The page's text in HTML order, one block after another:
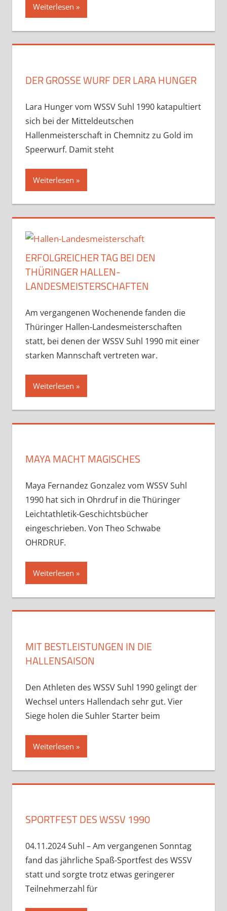
Weiterlesen
DER GROSSE WURF DER LARA HUNGER
Lara Hunger vom WSSV Suhl 1990 katapultiert
sich bei der Mitteldeutschen
Hallenmeisterschaft in Chemnitz zu Gold im
Speerwurf. Damit steht
Weiterlesen
ERFOLGREICHER TAG BEI DEN
THÜRINGER HALLEN-
LANDESMEISTERSCHAFTEN
Am vergangenen Wochenende fanden die
Thüringer Hallen-Landesmeisterschaften
statt, bei denen der WSSV Suhl 1990 mit einer
starken Mannschaft vertreten war.
Weiterlesen
MAYA MACHT MAGISCHES
Maya Fernandez Gonzalez vom WSSV Suhl
1990 hat sich in Ohrdruf in die Thüringer
Leichtathletik-Geschichtsbücher
eingeschrieben. Von Theo Schwabe
OHRDRUF.
Weiterlesen
MIT BESTLEISTUNGEN IN DIE
HALLENSAISON
Den Athleten des WSSV Suhl 1990 gelingt der
Wechsel unters Hallendach sehr gut. Vier
Siege holen die Suhler Starter beim
Weiterlesen
SPORTFEST DES WSSV 1990
04.11.2024 Suhl – Am vergangenen Sonntag
fand das jährliche Spaß-Sportfest des WSSV
statt und sorgte trotz etwas geringerer
Teilnehmerzahl für